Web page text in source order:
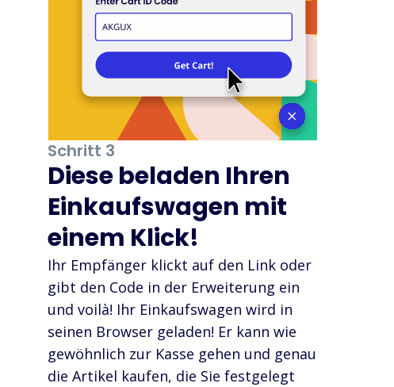
Schritt 3
Diese beladen Ihren
Einkaufswagen mit
einem Klick!
Ihr Empfänger klickt auf den Link oder
gibt den Code in der Erweiterung ein
und voilà! Ihr Einkaufswagen wird in
seinen Browser geladen! Er kann wie
gewöhnlich zur Kasse gehen und genau
die Artikel kaufen, die Sie festgelegt